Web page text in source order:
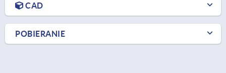
CAD
POBIERANIE